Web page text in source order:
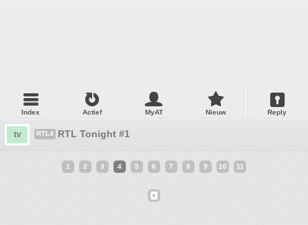
Index Actief MyAT Nieuw Reply
tv RTL4 RTL Tonight #1
1 2 3 4 5 6 7 8 9 10 11